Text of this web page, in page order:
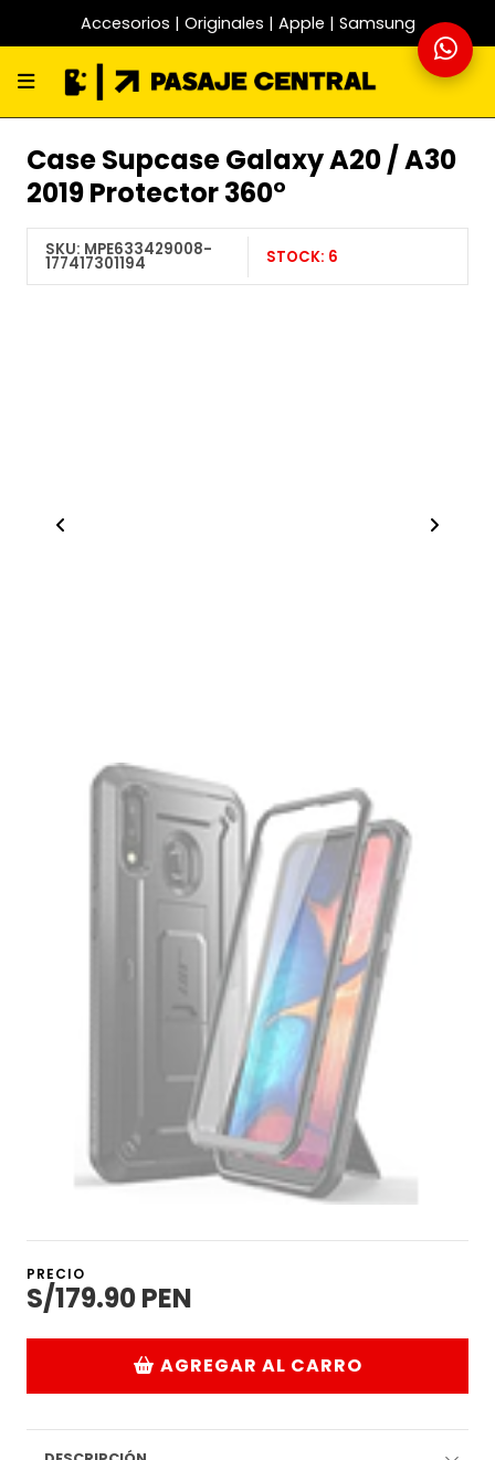
Accesorios | Originales | Apple | Samsung
Case Supcase Galaxy A20 / A30
2019 Protector 360°
SKU: MPE633429008-
177417301194 STOCK: 6
PRECIO
S/179.90 PEN
AGREGAR AL CARRO